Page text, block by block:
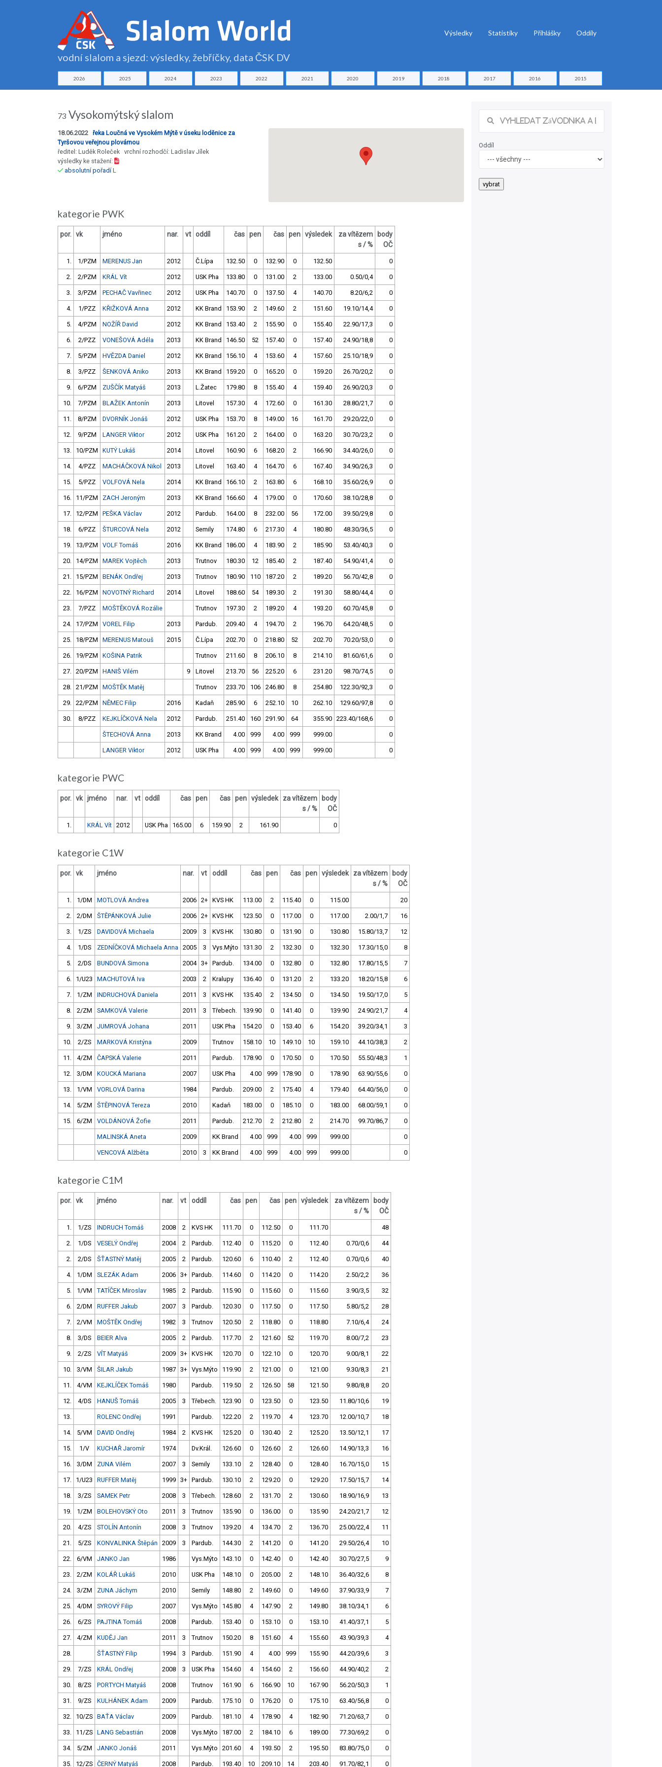
vodní slalom a sjezd: výsledky, žebříčky, data ČSK DV
Výsledky Statistiky Přihlášky Oddíly
2026 2025 2024 2023 2022 2021 2020 2019 2018 2017 2016 2015
73 Vysokomýtský slalom
18.06.2022 řeka Loučná ve Vysokém Mýtě v úseku loděnice za
Tyršovou veřejnou plovárnou
ředitel: Luděk Roleček vrchní rozhodčí: Ladislav Jílek
výsledky ke stažení:
absolutní pořadíL
kategorie PWK
por. vk jméno nar. vt oddíl čas pen čas pen výsledek
za vítězem
s / %
body
OČ
1. 1/PZM MERENUS Jan 2012 Č.Lípa 132.50 0 132.90 0 132.50 0
2. 2/PZM KRÁL Vít 2012 USK Pha 133.80 0 131.00 2 133.00 0.50/0,4 0
3. 3/PZM PECHAČ Vavřinec 2012 USK Pha 140.70 0 137.50 4 140.70 8.20/6,2 0
4. 1/PZZ KŘIŽKOVÁ Anna 2012 KK Brand 153.90 2 149.60 2 151.60 19.10/14,4 0
5. 4/PZM NOŽÍŘ David 2012 KK Brand 153.40 2 155.90 0 155.40 22.90/17,3 0
6. 2/PZZ VONEŠOVÁ Adéla 2013 KK Brand 146.50 52 157.40 0 157.40 24.90/18,8 0
7. 5/PZM HVĚZDA Daniel 2012 KK Brand 156.10 4 153.60 4 157.60 25.10/18,9 0
8. 3/PZZ ŠENKOVÁ Aniko 2013 KK Brand 159.20 0 165.20 0 159.20 26.70/20,2 0
9. 6/PZM ZUŠČÍK Matyáš 2013 L.Žatec 179.80 8 155.40 4 159.40 26.90/20,3 0
10. 7/PZM BLAŽEK Antonín 2013 Litovel 157.30 4 172.60 0 161.30 28.80/21,7 0
11. 8/PZM DVORNÍK Jonáš 2012 USK Pha 153.70 8 149.00 16 161.70 29.20/22,0 0
12. 9/PZM LANGER Viktor 2012 USK Pha 161.20 2 164.00 0 163.20 30.70/23,2 0
13. 10/PZM KUTÝ Lukáš 2014 Litovel 160.90 6 168.20 2 166.90 34.40/26,0 0
14. 4/PZZ MACHÁČKOVÁ Nikol 2013 Litovel 163.40 4 164.70 6 167.40 34.90/26,3 0
15. 5/PZZ VOLFOVÁ Nela 2014 KK Brand 166.10 2 163.80 6 168.10 35.60/26,9 0
16. 11/PZM ZACH Jeroným 2013 KK Brand 166.60 4 179.00 0 170.60 38.10/28,8 0
17. 12/PZM PEŠKA Václav 2012 Pardub. 164.00 8 232.00 56 172.00 39.50/29,8 0
18. 6/PZZ ŠTURCOVÁ Nela 2012 Semily 174.80 6 217.30 4 180.80 48.30/36,5 0
19. 13/PZM VOLF Tomáš 2016 KK Brand 186.00 4 183.90 2 185.90 53.40/40,3 0
20. 14/PZM MAREK Vojtěch 2013 Trutnov 180.30 12 185.40 2 187.40 54.90/41,4 0
21. 15/PZM BENÁK Ondřej 2013 Trutnov 180.90 110 187.20 2 189.20 56.70/42,8 0
22. 16/PZM NOVOTNÝ Richard 2014 Litovel 188.60 54 189.30 2 191.30 58.80/44,4 0
23. 7/PZZ MOŠTĚKOVÁ Rozálie Trutnov 197.30 2 189.20 4 193.20 60.70/45,8 0
24. 17/PZM VOREL Filip 2013 Pardub. 209.40 4 194.70 2 196.70 64.20/48,5 0
25. 18/PZM MERENUS Matouš 2015 Č.Lípa 202.70 0 218.80 52 202.70 70.20/53,0 0
26. 19/PZM KOŠINA Patrik Trutnov 211.60 8 206.10 8 214.10 81.60/61,6 0
27. 20/PZM HANIŠ Vilém 9 Litovel 213.70 56 225.20 6 231.20 98.70/74,5 0
28. 21/PZM MOŠTĚK Matěj Trutnov 233.70 106 246.80 8 254.80 122.30/92,3 0
29. 22/PZM NĚMEC Filip 2016 Kadaň 285.90 6 252.10 10 262.10 129.60/97,8 0
30. 8/PZZ KEJKLÍČKOVÁ Nela 2012 Pardub. 251.40 160 291.90 64 355.90 223.40/168,6 0
ŠTECHOVÁ Anna 2013 KK Brand 4.00 999 4.00 999 999.00 0
LANGER Viktor 2012 USK Pha 4.00 999 4.00 999 999.00 0
kategorie PWC
por. vk jméno nar. vt oddíl čas pen čas pen výsledek
za vítězem
s / %
body
OČ
1. KRÁL Vít 2012 USK Pha 165.00 6 159.90 2 161.90 0
kategorie C1W
por. vk jméno nar. vt oddíl čas pen čas pen výsledek
za vítězem
s / %
body
OČ
1. 1/DM MOTLOVÁ Andrea 2006 2+ KVS HK 113.00 2 115.40 0 115.00 20
2. 2/DM ŠTĚPÁNKOVÁ Julie 2006 2+ KVS HK 123.50 0 117.00 0 117.00 2.00/1,7 16
3. 1/ZS DAVIDOVÁ Michaela 2009 3 KVS HK 130.80 0 131.90 0 130.80 15.80/13,7 12
4. 1/DS ZEDNÍČKOVÁ Michaela Anna 2005 3 Vys.Mýto 131.30 2 132.30 0 132.30 17.30/15,0 8
5. 2/DS BUNDOVÁ Simona 2004 3+ Pardub. 134.00 0 132.80 0 132.80 17.80/15,5 7
6. 1/U23 MACHUTOVÁ Iva 2003 2 Kralupy 136.40 0 131.20 2 133.20 18.20/15,8 6
7. 1/ZM INDRUCHOVÁ Daniela 2011 3 KVS HK 135.40 2 134.50 0 134.50 19.50/17,0 5
8. 2/ZM SAMKOVÁ Valerie 2011 3 Třebech. 139.90 0 141.40 0 139.90 24.90/21,7 4
9. 3/ZM JUMROVÁ Johana 2011 USK Pha 154.20 0 153.40 6 154.20 39.20/34,1 3
10. 2/ZS MARKOVÁ Kristýna 2009 Trutnov 158.10 10 149.10 10 159.10 44.10/38,3 2
11. 4/ZM ČAPSKÁ Valerie 2011 Pardub. 178.90 0 170.50 0 170.50 55.50/48,3 1
12. 3/DM KOUCKÁ Mariana 2007 USK Pha 4.00 999 178.90 0 178.90 63.90/55,6 0
13. 1/VM VORLOVÁ Darina 1984 Pardub. 209.00 2 175.40 4 179.40 64.40/56,0 0
14. 5/ZM ŠTĚPINOVÁ Tereza 2010 Kadaň 183.00 0 185.10 0 183.00 68.00/59,1 0
15. 6/ZM VOLDÁNOVÁ Žofie 2011 Pardub. 212.70 2 212.80 2 214.70 99.70/86,7 0
MALINSKÁ Aneta 2009 KK Brand 4.00 999 4.00 999 999.00 0
VENCOVÁ Alžběta 2010 3 KK Brand 4.00 999 4.00 999 999.00 0
kategorie C1M
por. vk jméno nar. vt oddíl čas pen čas pen výsledek
za vítězem
s / %
body
OČ
1. 1/ZS INDRUCH Tomáš 2008 2 KVS HK 111.70 0 112.50 0 111.70 48
2. 1/DS VESELÝ Ondřej 2004 2 Pardub. 112.40 0 115.20 0 112.40 0.70/0,6 44
2. 2/DS ŠŤASTNÝ Matěj 2005 2 Pardub. 120.60 6 110.40 2 112.40 0.70/0,6 40
4. 1/DM SLEZÁK Adam 2006 3+ Pardub. 114.60 0 114.20 0 114.20 2.50/2,2 36
5. 1/VM TATÍČEK Miroslav 1985 2 Pardub. 115.90 0 115.60 0 115.60 3.90/3,5 32
6. 2/DM RUFFER Jakub 2007 3 Pardub. 120.30 0 117.50 0 117.50 5.80/5,2 28
7. 2/VM MOŠTĚK Ondřej 1982 3 Trutnov 120.50 2 118.80 0 118.80 7.10/6,4 24
8. 3/DS BEIER Alva 2005 2 Pardub. 117.70 2 121.60 52 119.70 8.00/7,2 23
9. 2/ZS VÍT Matyáš 2009 3+ KVS HK 120.70 0 122.10 0 120.70 9.00/8,1 22
10. 3/VM ŠILAR Jakub 1987 3+ Vys.Mýto 119.90 2 121.00 0 121.00 9.30/8,3 21
11. 4/VM KEJKLÍČEK Tomáš 1980 Pardub. 119.50 2 126.50 58 121.50 9.80/8,8 20
12. 4/DS HANUŠ Tomáš 2005 3 Třebech. 123.90 0 123.50 0 123.50 11.80/10,6 19
13. ROLENC Ondřej 1991 Pardub. 122.20 2 119.70 4 123.70 12.00/10,7 18
14. 5/VM DAVID Ondřej 1984 2 KVS HK 125.20 0 130.40 2 125.20 13.50/12,1 17
15. 1/V KUCHAŘ Jaromír 1974 Dv.Král. 126.60 0 126.60 2 126.60 14.90/13,3 16
16. 3/DM ZUNA Vilém 2007 3 Semily 133.10 2 128.40 0 128.40 16.70/15,0 15
17. 1/U23 RUFFER Matěj 1999 3+ Pardub. 130.10 2 129.20 0 129.20 17.50/15,7 14
18. 3/ZS SAMEK Petr 2008 3 Třebech. 128.60 2 131.70 2 130.60 18.90/16,9 13
19. 1/ZM BOLEHOVSKÝ Oto 2011 3 Trutnov 135.90 0 136.00 0 135.90 24.20/21,7 12
20. 4/ZS STOLÍN Antonín 2008 3 Trutnov 139.20 4 134.70 2 136.70 25.00/22,4 11
21. 5/ZS KONVALINKA Štěpán 2009 3 Pardub. 144.30 2 141.20 0 141.20 29.50/26,4 10
22. 6/VM JANKO Jan 1986 Vys.Mýto 143.10 0 142.40 0 142.40 30.70/27,5 9
23. 2/ZM KOLÁŘ Lukáš 2010 USK Pha 148.10 0 205.00 2 148.10 36.40/32,6 8
24. 3/ZM ZUNA Jáchym 2010 Semily 148.80 2 149.60 0 149.60 37.90/33,9 7
25. 4/DM SYROVÝ Filip 2007 Vys.Mýto 145.80 4 147.90 2 149.80 38.10/34,1 6
26. 6/ZS PAJTINA Tomáš 2008 Pardub. 153.40 0 153.10 0 153.10 41.40/37,1 5
27. 4/ZM KUDĚJ Jan 2011 3 Trutnov 150.20 8 151.60 4 155.60 43.90/39,3 4
28. ŠŤASTNÝ Filip 1994 3 Pardub. 151.90 4 4.00 999 155.90 44.20/39,6 3
29. 7/ZS KRÁL Ondřej 2008 3 USK Pha 154.60 4 154.60 2 156.60 44.90/40,2 2
30. 8/ZS PORTYCH Matyáš 2008 Trutnov 161.90 6 166.90 10 167.90 56.20/50,3 1
31. 9/ZS KULHÁNEK Adam 2009 Pardub. 175.10 0 176.20 0 175.10 63.40/56,8 0
32. 10/ZS BAŤA Václav 2009 Pardub. 181.10 4 178.90 4 182.90 71.20/63,7 0
33. 11/ZS LANG Sebastián 2008 Vys.Mýto 187.00 2 184.10 6 189.00 77.30/69,2 0
34. 5/ZM JANKO Jonáš 2011 Vys.Mýto 201.60 4 193.50 2 195.50 83.80/75,0 0
35. 12/ZS ČERNÝ Matyáš 2008 Pardub. 193.40 10 209.10 14 203.40 91.70/82,1 0
Oddíl